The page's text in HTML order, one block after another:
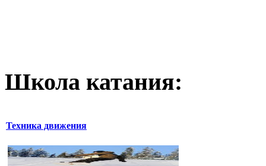
Школа катания:
Техника движения